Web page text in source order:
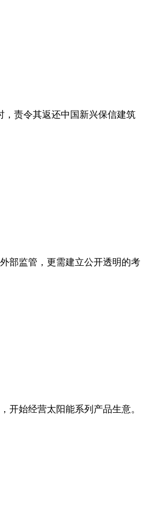
，责令其返还中国新兴保信建筑
部监管，更需建立公开透明的考
开始经营太阳能系列产品生意。